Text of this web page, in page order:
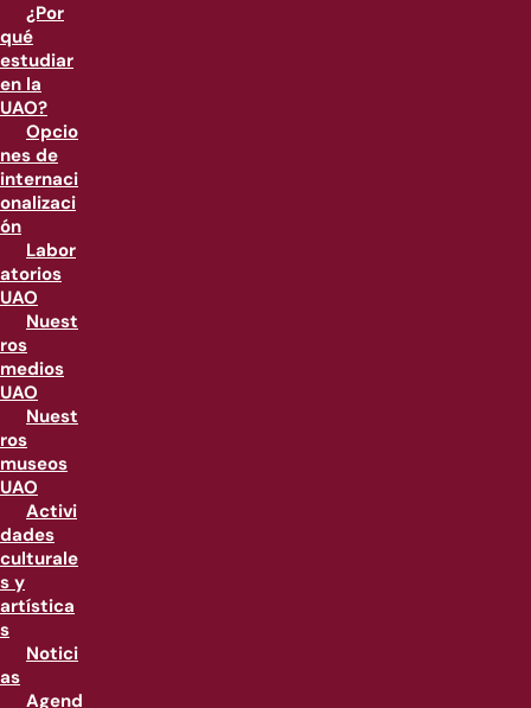
¿Por
qué
estudiar
en la
UAO?
Opcio
nes de
internaci
onalizaci
ón
Labor
atorios
UAO
Nuest
ros
medios
UAO
Nuest
ros
museos
UAO
Activi
dades
culturale
s y
artística
s
Notici
as
Agend